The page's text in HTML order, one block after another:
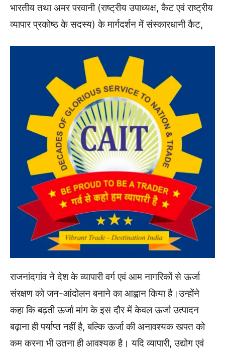
भारतीय तथा अमर परवानी (राष्ट्रीय उपाध्यक्ष, कैट एवं राष्ट्रीय
व्यापार प्रकोष्ठ के सदस्य) के मार्गदर्शन में संस्कारधानी कैट,
राजनांदगांव ने देश के व्यापारी वर्ग एवं आम नागरिकों से ऊर्जा
संरक्षण को जन-आंदोलन बनाने का आह्वान किया है।उन्होंने
कहा कि बढ़ती ऊर्जा मांग के इस दौर में केवल ऊर्जा उत्पादन
बढ़ाना ही पर्याप्त नहीं है, बल्कि ऊर्जा की अनावश्यक खपत को
कम करना भी उतना ही आवश्यक है। यदि व्यापारी, उद्योग एवं